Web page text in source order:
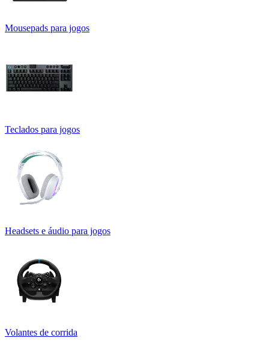
Mousepads para jogos
Teclados para jogos
Headsets e áudio para jogos
Volantes de corrida